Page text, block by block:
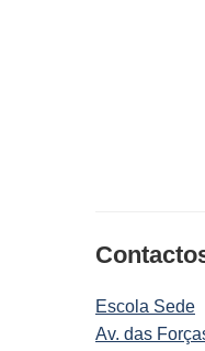
Escola Sede
Av. das